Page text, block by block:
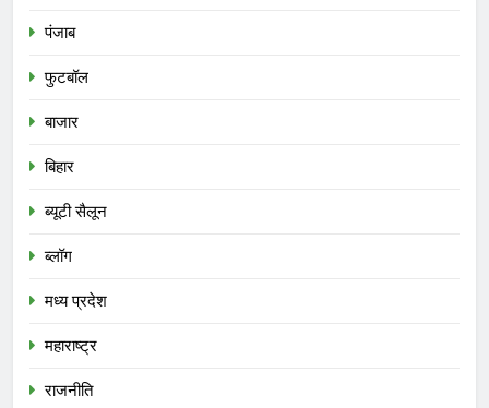
पंजाब
फुटबॉल
बाजार
बिहार
ब्यूटी सैलून
ब्लॉग
मध्य प्रदेश
महाराष्ट्र
राजनीति